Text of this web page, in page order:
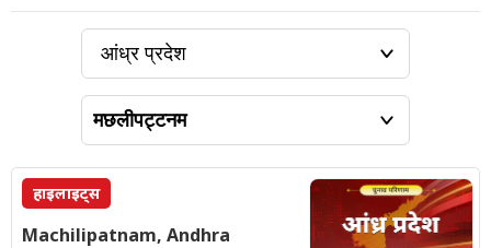
हाइलाइट्स
Machilipatnam, Andhra